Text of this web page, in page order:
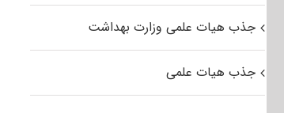
جذب هیات علمی وزارت بهداشت
جذب هیات علمی